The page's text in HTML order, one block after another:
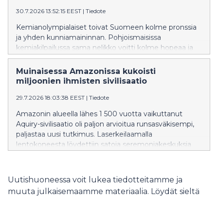
30.7.2026 13:52:15 EEST | Tiedote
Kemianolympialaiset toivat Suomeen kolme pronssia
ja yhden kunniamaininnan. Pohjoismaisissa
kemiakilpailussa sama nelikko voitti kolme hopeaa ja
yhden pronssin.
Muinaisessa Amazonissa kukoisti
miljoonien ihmisten sivilisaatio
29.7.2026 18:03:38 EEST | Tiedote
Amazonin alueella lähes 1 500 vuotta vaikuttanut
Aquiry-sivilisaatio oli paljon arvioitua runsasväkisempi,
paljastaa uusi tutkimus. Laserkeilaamalla
lentokoneesta löydettiin satoja seremoniakeskuksia
Uutishuoneessa voit lukea tiedotteitamme ja
muuta julkaisemaamme materiaalia. Löydät sieltä